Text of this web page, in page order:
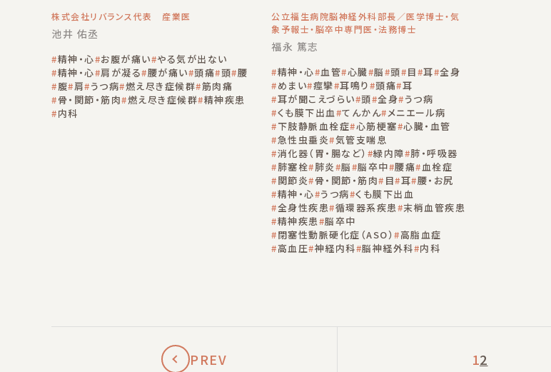
株式会社リバランス代表 産業医
池井 佑丞
精神・心 お腹が痛い やる気が出ない
精神・心 肩が凝る 腰が痛い 頭痛 頭 腰
腹 肩 うつ病 燃え尽き症候群 筋肉痛
骨・関節・筋肉 燃え尽き症候群 精神疾患
内科
調に要注意!!
公立福生病院脳神経外科部長／医学博士・気
象予報士・脳卒中専門医・法務博士
福永 篤志
精神・心 血管 心臓 脳 頭 目 耳 全身
めまい 痙攣 耳鳴り 頭痛 耳
耳が聞こえづらい 頭 全身 うつ病
くも膜下出血 てんかん メニエール病
下肢静脈血栓症 心筋梗塞 心臓・血管
急性虫垂炎 気管支喘息
消化器（胃・腸など）
緑内障 肺・呼吸器
肺塞栓 肺炎 脳 脳卒中 腰痛 血栓症
関節炎
骨・関節・筋肉 目 耳 腰・お尻
精神・心 うつ病 くも膜下出血
全身性疾患 循環器系疾患 末梢血管疾患
精神疾患 脳卒中
閉塞性動脈硬化症（ASO）
高脂血症
高血圧 神経内科 脳神経外科 内科
PREV 12